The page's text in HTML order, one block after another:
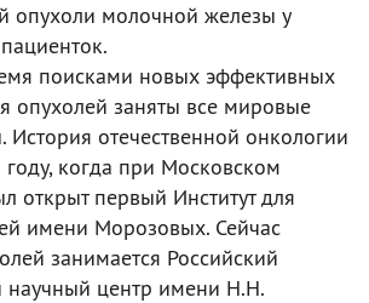
опухоли молочной железы у
поисками новых эффективных
опухолей заняты все мировые
История отечественной онкологии
году, когда при Московском
открыт первый Институт для
имени Морозовых. Сейчас
занимается Российский
научный центр имени Н.Н.